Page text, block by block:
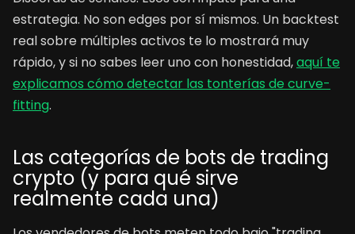
estrategia. No son edges por sí mismos. Un backtest
real sobre múltiples activos te lo mostrará muy
rápido, y si no sabes leer uno con honestidad,aquí te
explicamos cómo detectar las tonterías de curve-
fitting.
Las categorías de bots de trading
crypto (y para qué sirve
realmente cada una)